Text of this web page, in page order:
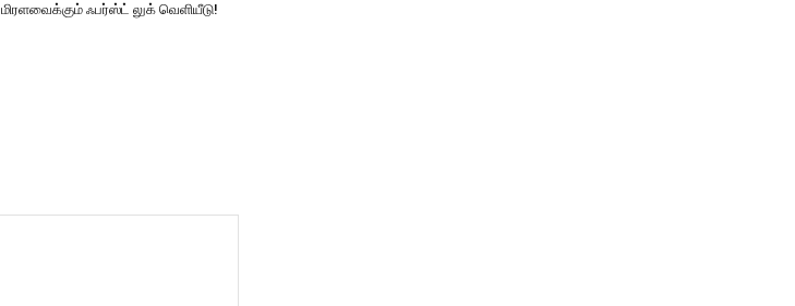
மிரளவைக்கும் ஃபர்ஸ்ட் லுக் வெளியீடு!